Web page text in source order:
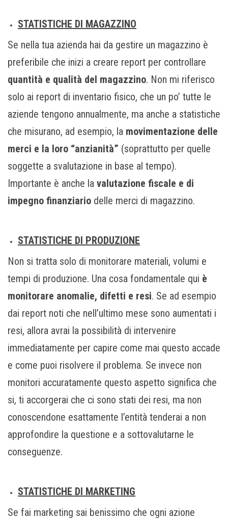
STATISTICHE DI MAGAZZINO
Se nella tua azienda hai da gestire un magazzino è
preferibile che inizi a creare report per controllare
quantità e qualità del magazzino. Non mi riferisco
solo ai report di inventario fisico, che un po’ tutte le
aziende tengono annualmente, ma anche a statistiche
che misurano, ad esempio, la movimentazione delle
merci e la loro “anzianità” (soprattutto per quelle
soggette a svalutazione in base al tempo).
Importante è anche la valutazione fiscale e di
impegno finanziario delle merci di magazzino.
STATISTICHE DI PRODUZIONE
Non si tratta solo di monitorare materiali, volumi e
tempi di produzione. Una cosa fondamentale qui è
monitorare anomalie, difetti e resi. Se ad esempio
dai report noti che nell’ultimo mese sono aumentati i
resi, allora avrai la possibilità di intervenire
immediatamente per capire come mai questo accade
e come puoi risolvere il problema. Se invece non
monitori accuratamente questo aspetto significa che
si, ti accorgerai che ci sono stati dei resi, ma non
conoscendone esattamente l’entità tenderai a non
approfondire la questione e a sottovalutarne le
conseguenze.
STATISTICHE DI MARKETING
Se fai marketing sai benissimo che ogni azione